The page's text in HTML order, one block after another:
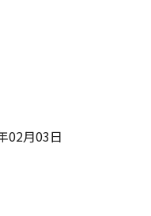
02月03日